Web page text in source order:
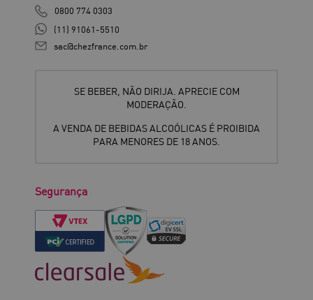
0800 774 0303
(11) 91061-5510
sac@chezfrance.com.br
SE BEBER, NÃO DIRIJA. APRECIE COM
MODERAÇÃO.
A VENDA DE BEBIDAS ALCOÓLICAS É PROIBIDA
PARA MENORES DE 18 ANOS.
Segurança